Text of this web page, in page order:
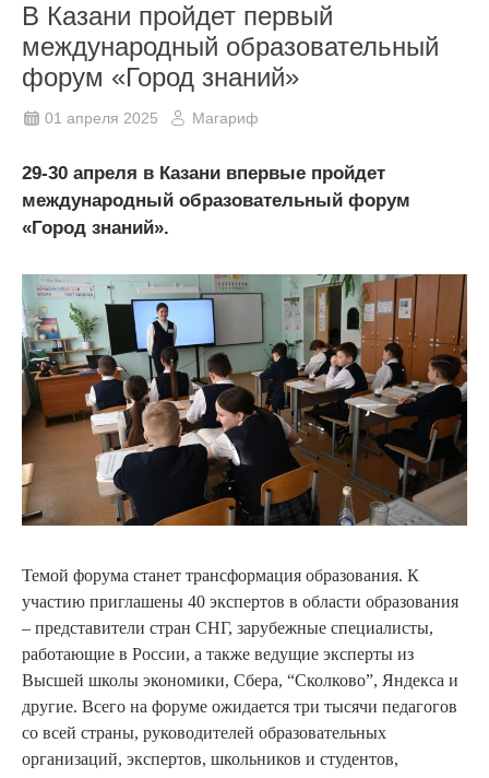
В Казани пройдет первый
международный образовательный
форум «Город знаний»
01 апреля 2025 Магариф
29-30 апреля в Казани впервые пройдет
международный образовательный форум
«Город знаний».
Темой форума станет трансформация образования. К
участию приглашены 40 экспертов в области образования
– представители стран СНГ, зарубежные специалисты,
работающие в России, а также ведущие эксперты из
Высшей школы экономики, Сбера, “Сколково”, Яндекса и
другие. Всего на форуме ожидается три тысячи педагогов
со всей страны, руководителей образовательных
организаций, экспертов, школьников и студентов,